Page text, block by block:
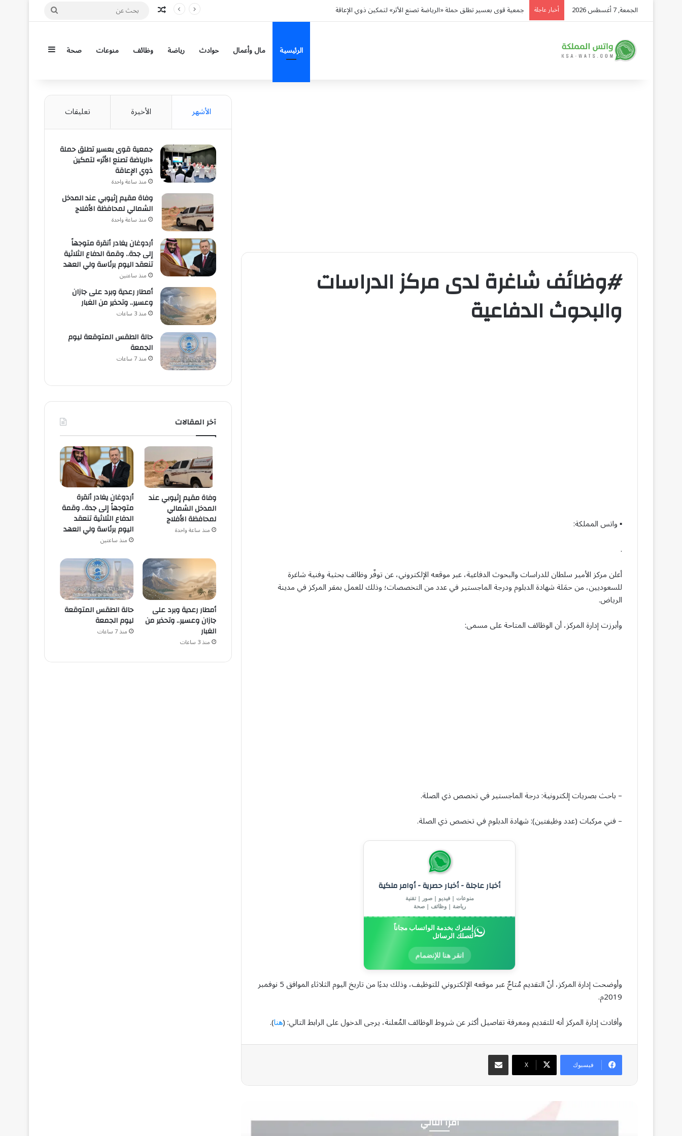
الجمعة, 7 أغسطس 2026 أخبار عاجلة وفاة مقيم إثيوبي عند المدخل الشمالي لمحافظة الأفلاج مقال عشوائي
بحث
الرئيسية مال وأعمال حوادث رياضة وظائف منوعات صحة إضافة عمود
#وظائف شاغرة لدى مركز الدراسات
والبحوث الدفاعية
▪︎ واتس المملكة:
.
أعلن مركز الأمير سلطان للدراسات والبحوث الدفاعية، عبر موقعه الإلكتروني، عن توفّر وظائف بحثية وفنية شاغرة
للسعوديين، من حمَلة شهادة الدبلوم ودرجة الماجستير في عدد من التخصصات؛ وذلك للعمل بمقر المركز في مدينة
الرياض.
وأبرزت إدارة المركز، أن الوظائف المتاحة على مسمى:
– باحث بصريات إلكترونية: درجة الماجستير في تخصص ذي الصلة.
– فني مركبات (عدد وظيفتين): شهادة الدبلوم في تخصص ذي الصلة.
أخبار عاجلة - أخبار حصرية - أوامر ملكية
منوعات | فيديو | صور | تقنية
رياضة | وظائف | صحة
إشترك بخدمة الواتساب مجاناً
لتصلك الرسائل
انقر هنا للإنضمام
وأوضحت إدارة المركز، أنّ التقديم مُتاحٌ عبر موقعه الإلكتروني للتوظيف، وذلك بدءًا من تاريخ اليوم الثلاثاء الموافق 5 نوفمبر
2019م.
وأفادت إدارة المركز أنه للتقديم ومعرفة تفاصيل أكثر عن شروط الوظائف المُعلنة، يرجى الدخول على الرابط التالي: (هنا).
فيسبوك ‫X
مشاركة عبر البريد
أقرأ التالي
الأشهر الأخيرة تعليقات
جمعية قوى بعسير تطلق حملة
«الرياضة تصنع الأثر» لتمكين
ذوي الإعاقة
منذ ساعة واحدة
وفاة مقيم إثيوبي عند المدخل
الشمالي لمحافظة الأفلاج
منذ ساعة واحدة
أردوغان يغادر أنقرة متوجهاً
إلى جدة.. وقمة الدفاع الثلاثية
تنعقد اليوم برئاسة ولي العهد
منذ ساعتين
أمطار رعدية وبرد على جازان
وعسير.. وتحذير من الغبار
منذ 3 ساعات
حالة الطقس المتوقعة ليوم
الجمعة
منذ 7 ساعات
آخر المقالات
وفاة مقيم إثيوبي عند
المدخل الشمالي
لمحافظة الأفلاج
منذ ساعة واحدة
أردوغان يغادر أنقرة
متوجهاً إلى جدة.. وقمة
الدفاع الثلاثية تنعقد
اليوم برئاسة ولي العهد
منذ ساعتين
أمطار رعدية وبرد على
جازان وعسير.. وتحذير من
الغبار
منذ 3 ساعات
حالة الطقس المتوقعة
ليوم الجمعة
منذ 7 ساعات